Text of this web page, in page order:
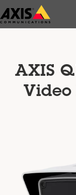
Passer
au
AXIS
Video